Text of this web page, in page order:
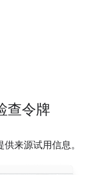
查令牌
来源试用信息。